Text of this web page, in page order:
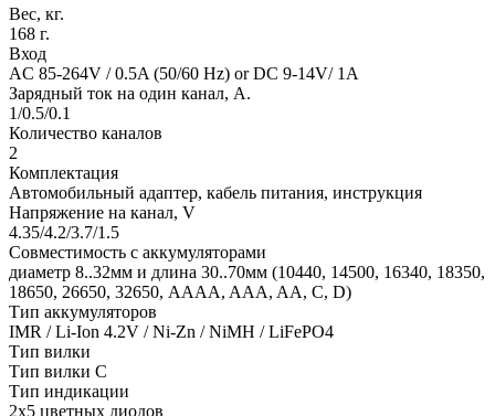
Вес, кг.
168 г.
Вход
AC 85-264V / 0.5A (50/60 Hz) or DC 9-14V/ 1A
Зарядный ток на один канал, А.
1/0.5/0.1
Количество каналов
2
Комплектация
Автомобильный адаптер, кабель питания, инструкция
Напряжение на канал, V
4.35/4.2/3.7/1.5
Совместимость с аккумуляторами
диаметр 8..32мм и длина 30..70мм (10440, 14500, 16340, 18350,
18650, 26650, 32650, AAAA, AAA, AA, C, D)
Тип аккумуляторов
IMR / Li-Ion 4.2V / Ni-Zn / NiMH / LiFePO4
Тип вилки
Тип вилки C
Тип индикации
2х5 цветных диодов